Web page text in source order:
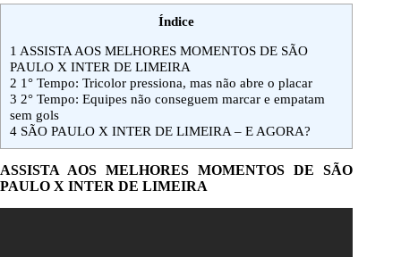
Índice
1 ASSISTA AOS MELHORES MOMENTOS DE SÃO
PAULO X INTER DE LIMEIRA
2 1° Tempo: Tricolor pressiona, mas não abre o placar
3 2° Tempo: Equipes não conseguem marcar e empatam
sem gols
4 SÃO PAULO X INTER DE LIMEIRA – E AGORA?
ASSISTA AOS MELHORES MOMENTOS DE SÃO
PAULO X INTER DE LIMEIRA